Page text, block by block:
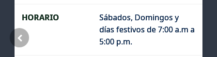
Sábados, Domingos y
días festivos de 7:00 a.m a
5:00 p.m.